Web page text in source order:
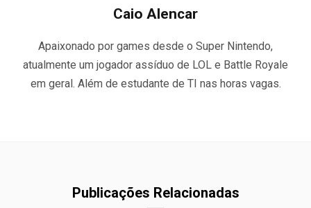
Caio Alencar
Apaixonado por games desde o Super Nintendo,
atualmente um jogador assíduo de LOL e Battle Royale
em geral. Além de estudante de TI nas horas vagas.
Publicações Relacionadas